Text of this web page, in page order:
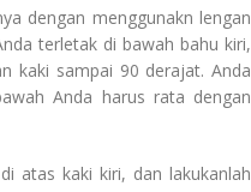
dengan menggunakn lengan
terletak di bawah bahu kiri,
kaki sampai 90 derajat. Anda
Anda harus rata dengan
atas kaki kiri, dan lakukanlah